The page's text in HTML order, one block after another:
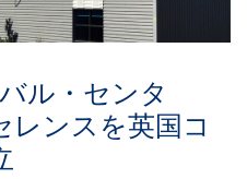
ル・センタ
レンスを英国コ